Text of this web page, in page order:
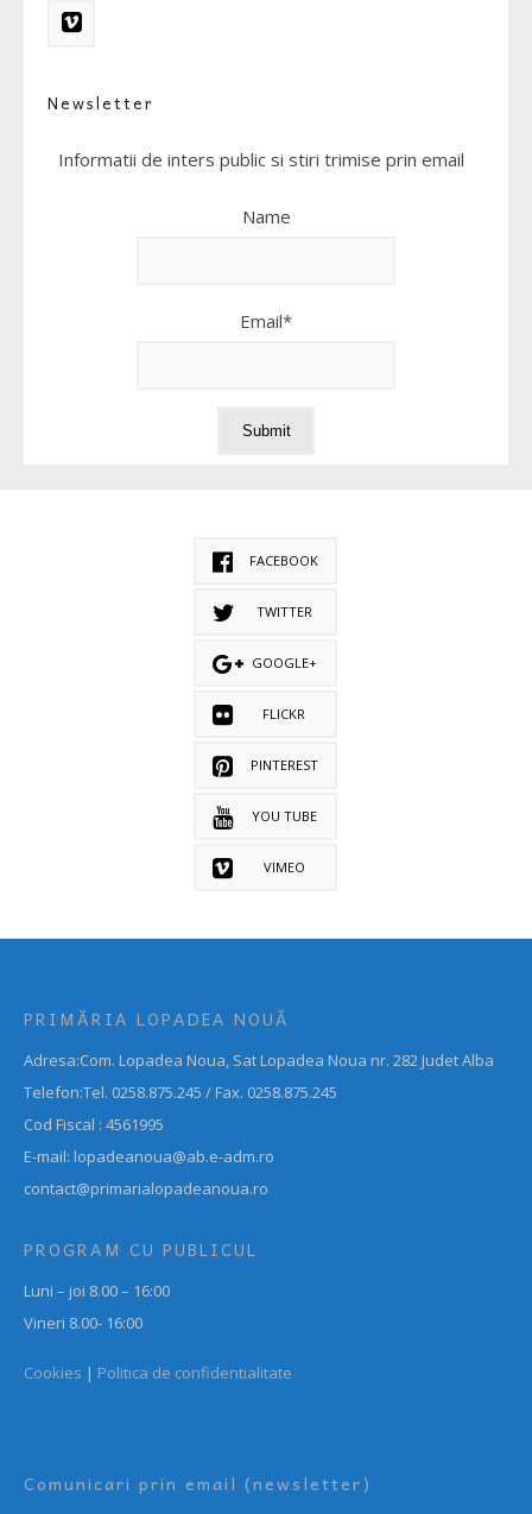
Newsletter
Informatii de inters public si stiri trimise prin email
Name
Email*
FACEBOOK
TWITTER
GOOGLE+
FLICKR
PINTEREST
YOU TUBE
VIMEO
PRIMĂRIA LOPADEA NOUĂ
Adresa:Com. Lopadea Noua, Sat Lopadea Noua nr. 282 Judet Alba
Telefon:Tel. 0258.875.245 / Fax. 0258.875.245
Cod Fiscal : 4561995
E-mail: lopadeanoua@ab.e-adm.ro
contact@primarialopadeanoua.ro
PROGRAM CU PUBLICUL
Luni – joi 8.00 – 16:00
Vineri 8.00- 16:00
Cookies | Politica de confidentialitate
Comunicari prin email (newsletter)